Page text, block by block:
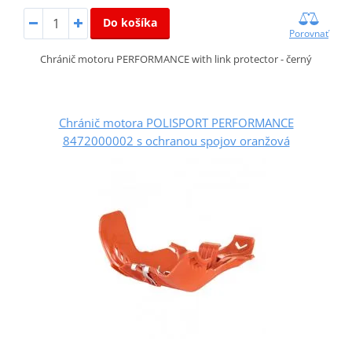
Do košíka
Porovnať
Chránič motoru PERFORMANCE with link protector - černý
Chránič motora POLISPORT PERFORMANCE
8472000002 s ochranou spojov oranžová